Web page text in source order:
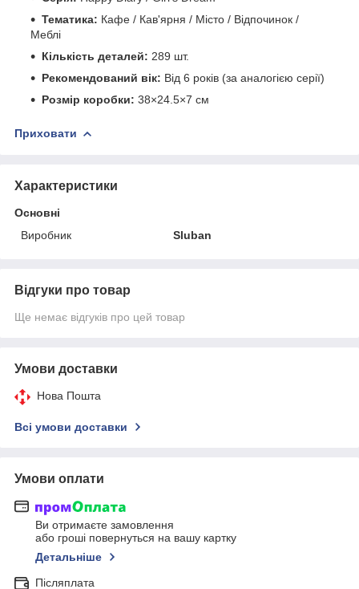
Тематика: Кафе / Кав'ярня / Місто / Відпочинок /
Меблі
Кількість деталей: 289 шт.
Рекомендований вік: Від 6 років (за аналогією серії)
Розмір коробки: 38×24.5×7 см
Приховати
Характеристики
Основні
Виробник
Sluban
Відгуки про товар
Ще немає відгуків про цей товар
Умови доставки
Нова Пошта
Всі умови доставки
Умови оплати
Ви отримаєте замовлення
або гроші повернуться на вашу картку
Детальніше
Післяплата